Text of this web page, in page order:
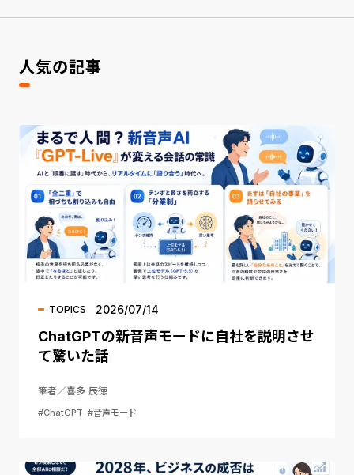
人気の記事
TOPICS 2026/07/14
ChatGPTの新音声モードに自社を説明させ
て驚いた話
筆者／喜多 辰徳
#ChatGPT #音声モード